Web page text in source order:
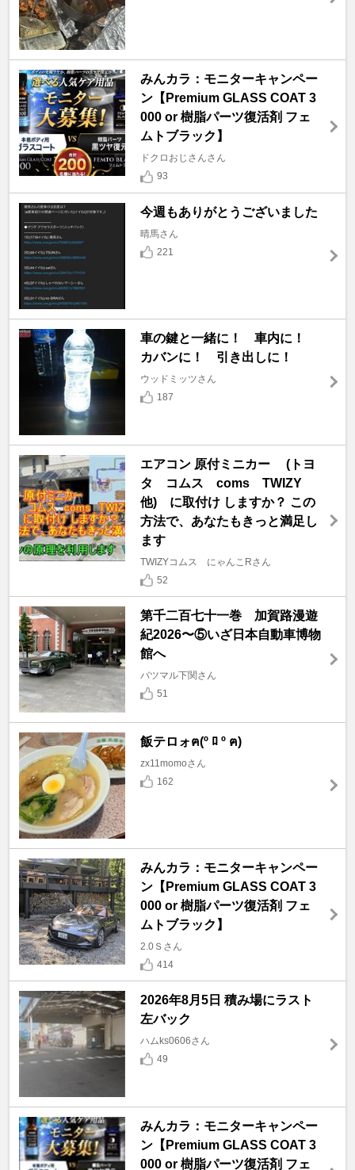
みんカラ：モニターキャンペー
ン【Premium GLASS COAT 3
000 or 樹脂パーツ復活剤 フェ
ムトブラック】
ドクロおじさんさん
93
今週もありがとうございました
晴馬さん
221
車の鍵と一緒に！ 車内に！
カバンに！ 引き出しに！
ウッドミッツさん
187
エアコン 原付ミニカー (トヨ
タ コムス coms TWIZY
他) に取付け しますか？ この
方法で、あなたもきっと満足し
ます
TWIZYコムス にゃんこRさん
52
第千二百七十一巻 加賀路漫遊
紀2026〜⑤いざ日本自動車博物
館へ
バツマル下関さん
51
飯テロォฅ(º ﾛ º ฅ)
zx11momoさん
162
みんカラ：モニターキャンペー
ン【Premium GLASS COAT 3
000 or 樹脂パーツ復活剤 フェ
ムトブラック】
2.0Ｓさん
414
2026年8月5日 積み場にラスト
左バック
ハムks0606さん
49
みんカラ：モニターキャンペー
ン【Premium GLASS COAT 3
000 or 樹脂パーツ復活剤 フェ